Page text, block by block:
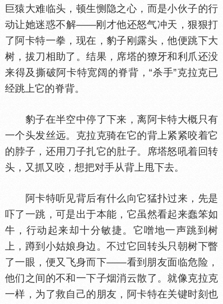
巨猿大难临头，顿生恻隐之心，而是小伙子的行
动让她迷惑不解——刚才他还怒气冲天，狠狠打
了阿卡特一拳，现在，豹子刚露头，他便跳下大
树，拔刀相助了。结果，席塔的獠牙和利爪还没
来得及撕破阿卡特宽阔的脊背，“杀手”克拉克已
经跳上它的脊背。
豹子在半空中停了下来，离阿卡特大概只有
一个头发丝远。克拉克骑在它的背上紧紧咬着它
的脖子，还用刀子扎它的肚子。席塔怒吼着回转
头，又抓又咬，想把对手从背上甩下去。
阿卡特听见背后有什么向它猛扑过来，先是
吓了一跳，可是出于本能，它虽然看起来蠢笨如
牛，行动起来却十分敏捷。它噌地一声跳到树
上，蹲到小姑娘身边。不过它回转头只朝树下瞥
了一眼，便又飞身而下——看到朋友面临危险，
他们之间的不和一下子烟消云散了。就像克拉克
一样，为了救自己的朋友，阿卡特在关键时刻也